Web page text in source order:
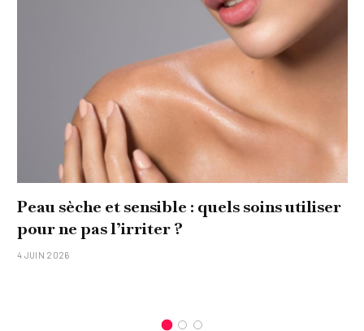
Peau sèche et sensible : quels soins utiliser
pour ne pas l’irriter ?
4 JUIN 2026